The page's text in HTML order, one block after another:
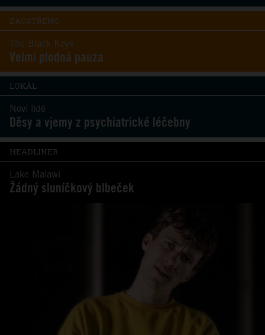
ZAOSTŘENO
The Black Keys
Velmi plodná pauza
LOKÁL
Noví lidé
Děsy a vjemy z psychiatrické léčebny
HEADLINER
Lake Malawi
Žádný sluníčkový blbeček